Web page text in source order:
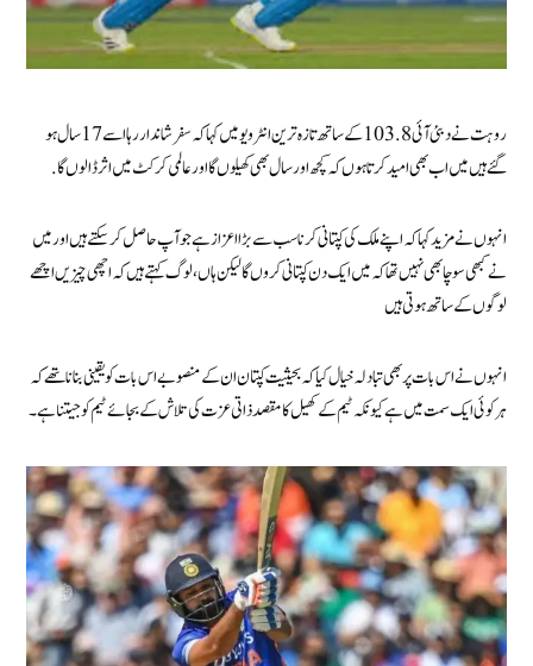
روہت نے دبئی آئی 103.8 کے ساتھ تازہ ترین انٹرویو میں کہا کہ سفر شاندار رہا اسے 17 سال ہو
گئے ہیں میں اب بھی امید کرتا ہوں کہ کچھ اور سال بھی کھیلوں گا اور عالمی کرکٹ میں اثر ڈالوں گا.
انہوں نے مزید کہا کہ اپنے ملک کی کپتانی کرنا سب سے بڑا اعزاز ہے جو آپ حاصل کر سکتے ہیں اور میں
نے کبھی سوچا بھی نہیں تھا کہ میں ایک دن کپتانی کروں گا لیکن ہاں، لوگ کہتے ہیں کہ اچھی چیزیں اچھے
لوگوں کے ساتھ ہوتی ہیں
انہوں نے اس بات پر بھی تبادلہ خیال کیا کہ بحیثیت کپتان ان کے منصوبے اس بات کو یقینی بنانا تھے کہ
ہر کوئی ایک سمت میں ہے کیونکہ ٹیم کے کھیل کا مقصد ذاتی عزت کی تلاش کے بجائے ٹیم کو جیتنا ہے۔